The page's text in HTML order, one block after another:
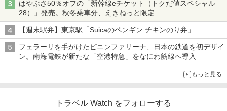
はやぶさ50％オフの「新幹線eチケット（トクだ値スペシャル
28）」発売。秋冬乗車分、えきねっと限定
【週末駅弁】東京駅「Suicaのペンギン チキンのり弁」
フェラーリを手がけたピニンファリーナ、日本の鉄道を初デザイ
ン。南海電鉄が新たな「空港特急」をなにわ筋線へ導入
もっと見る
トラベル Watch をフォローする